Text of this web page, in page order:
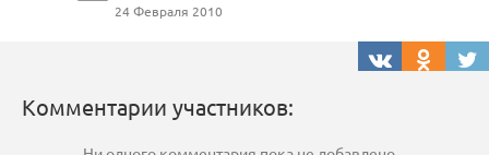
24 Февраля 2010
Комментарии участников: